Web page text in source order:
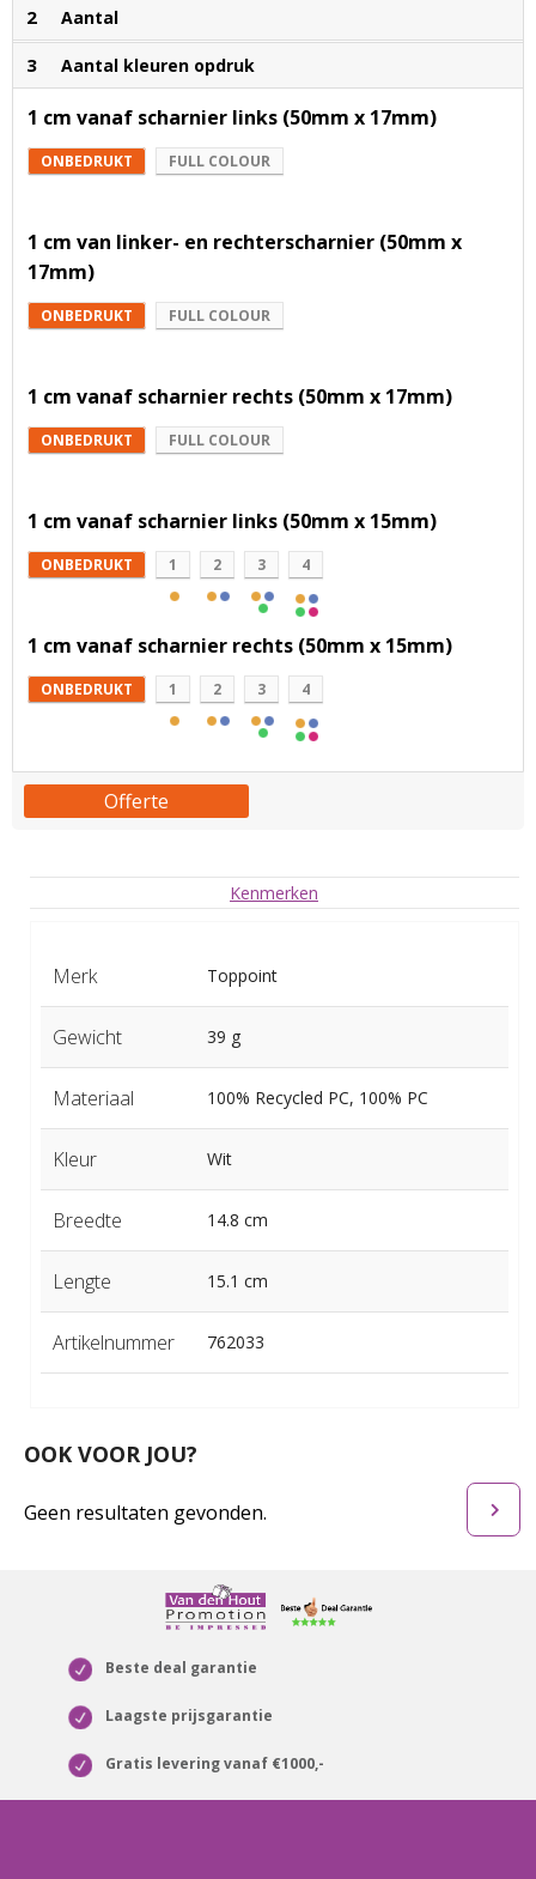
2 Aantal
3 Aantal kleuren opdruk
1 cm vanaf scharnier links (50mm x 17mm)
ONBEDRUKT FULL COLOUR
1 cm van linker- en rechterscharnier (50mm x
17mm)
ONBEDRUKT FULL COLOUR
1 cm vanaf scharnier rechts (50mm x 17mm)
ONBEDRUKT FULL COLOUR
1 cm vanaf scharnier links (50mm x 15mm)
ONBEDRUKT 1 2 3 4
1 cm vanaf scharnier rechts (50mm x 15mm)
ONBEDRUKT 1 2 3 4
Offerte
Kenmerken
Merk Toppoint
Gewicht 39 g
Materiaal 100% Recycled PC, 100% PC
Kleur Wit
Breedte 14.8 cm
Lengte 15.1 cm
Artikelnummer 762033
OOK VOOR JOU?
Geen resultaten gevonden.
Beste deal garantie
Laagste prijsgarantie
Gratis levering vanaf €1000,-